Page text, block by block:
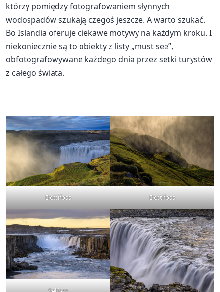
którzy pomiędzy fotografowaniem słynnych
wodospadów szukają czegoś jeszcze. A warto szukać.
Bo Islandia oferuje ciekawe motywy na każdym kroku. I
niekoniecznie są to obiekty z listy „must see”,
obfotografowywane każdego dnia przez setki turystów
z całego świata.
Dettifoss Dettifoss